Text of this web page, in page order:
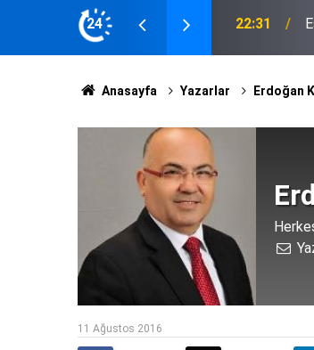
24
Çuvalın Altı Çürük Çıktı 20:20
Anasayfa Yazarlar Erdoğan
11 Ağustos 2016